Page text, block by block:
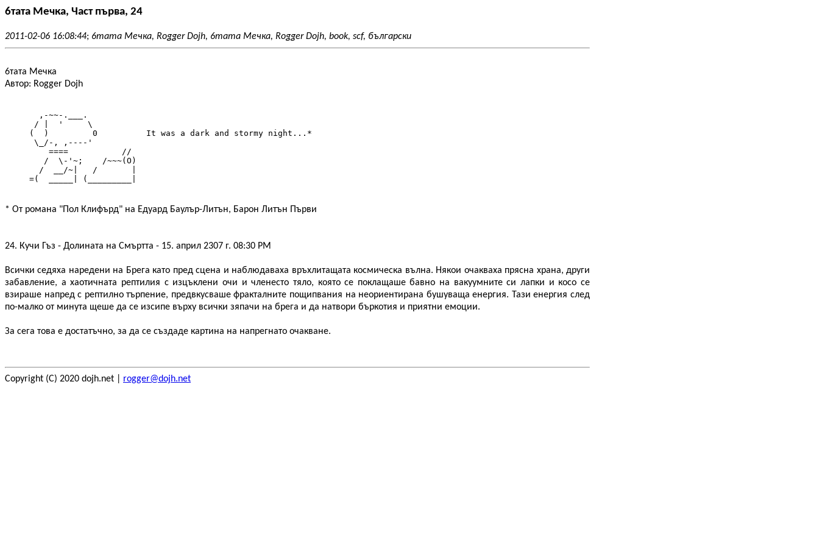
6тата Мечка, Част първа, 24
2011-02-06 16:08:44; 6тата Мечка, Rogger Dojh, 6тата Мечка, Rogger Dojh, book, scf, български
6тата Мечка
Автор: Rogger Dojh
       ,-~~-.___.
      / |  '     \
     (  )         0          It was a dark and stormy night...*
      \_/-, ,----'
         ====           //
        /  \-'~;    /~~~(O)
       /  __/~|   /       |
     =(  _____| (_________|
* От романа "Пол Клифърд" на Едуард Баулър-Литън, Барон Литън Първи
24. Кучи Гъз - Долината на Смъртта - 15. април 2307 г. 08:30 PM
Всички седяха наредени на Брега като пред сцена и наблюдаваха връхлитащата космическа вълна. Някои очакваха прясна храна, други
забавление, а хаотичната рептилия с изцъклени очи и членесто тяло, която се поклащаше бавно на вакуумните си лапки и косо се
взираше напред с рептилно търпение, предвкусваше фракталните пощипвания на неориентирана бушуваща енергия. Тази енергия след
по-малко от минута щеше да се изсипе върху всички зяпачи на брега и да натвори бъркотия и приятни емоции.
За сега това е достатъчно, за да се създаде картина на напрегнато очакване.
Copyright (C) 2020 dojh.net | rogger@dojh.net